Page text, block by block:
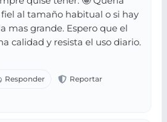
fiel al tamaño habitual o si hay
mas grande. Espero que el
calidad y resista el uso diario.